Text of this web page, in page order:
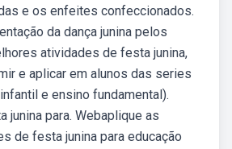
e os enfeites confeccionados.
da dança junina pelos
atividades de festa junina,
e aplicar em alunos das series
e ensino fundamental).
junina para. Webaplique as
de festa junina para educação